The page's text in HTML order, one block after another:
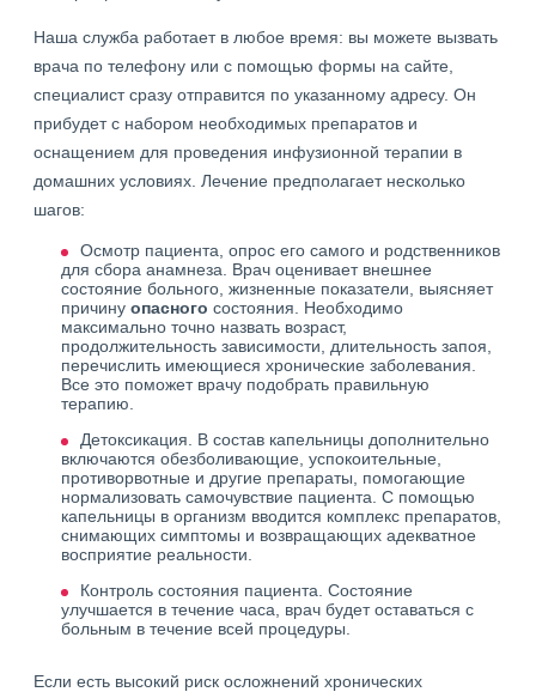
Наша служба работает в любое время: вы можете вызвать
врача по телефону или с помощью формы на сайте,
специалист сразу отправится по указанному адресу. Он
прибудет с набором необходимых препаратов и
оснащением для проведения инфузионной терапии в
домашних условиях. Лечение предполагает несколько
шагов:
Осмотр пациента, опрос его самого и родственников
для сбора анамнеза. Врач оценивает внешнее
состояние больного, жизненные показатели, выясняет
причину опасного состояния. Необходимо
максимально точно назвать возраст,
продолжительность зависимости, длительность запоя,
перечислить имеющиеся хронические заболевания.
Все это поможет врачу подобрать правильную
терапию.
Детоксикация. В состав капельницы дополнительно
включаются обезболивающие, успокоительные,
противорвотные и другие препараты, помогающие
нормализовать самочувствие пациента. С помощью
капельницы в организм вводится комплекс препаратов,
снимающих симптомы и возвращающих адекватное
восприятие реальности.
Контроль состояния пациента. Состояние
улучшается в течение часа, врач будет оставаться с
больным в течение всей процедуры.
Если есть высокий риск осложнений хронических